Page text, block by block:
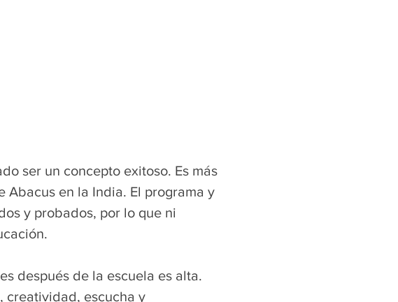
ser un concepto exitoso. Es más
en la India. El programa y
y probados, por lo que ni
después de la escuela es alta.
creatividad, escucha y